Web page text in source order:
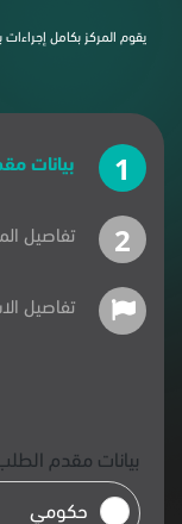
يقوم المركز بكامل إجراءات
بيانات
تفاصيل
تفاصيل
بيانات مقدم
حكومي